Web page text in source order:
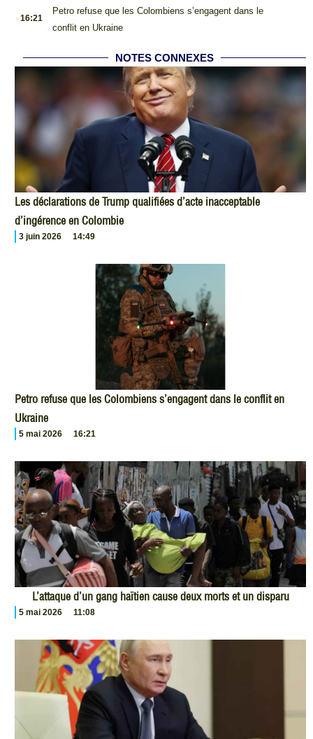
.16:21
Petro refuse que les Colombiens s’engagent dans le
conflit en Ukraine
NOTES CONNEXES
Les déclarations de Trump qualifiées d’acte inacceptable
d’ingérence en Colombie
3 juin 2026 14:49
Petro refuse que les Colombiens s’engagent dans le conflit en
Ukraine
5 mai 2026 16:21
L’attaque d’un gang haïtien cause deux morts et un disparu
5 mai 2026 11:08